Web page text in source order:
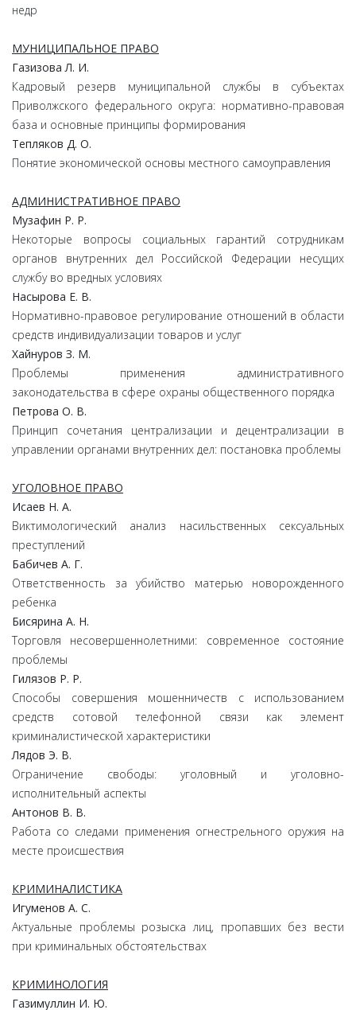
недр
МУНИЦИПАЛЬНОЕ ПРАВО
Газизова Л. И.
Кадровый резерв муниципальной службы в субъектах
Приволжского федерального округа: нормативно-правовая
база и основные принципы формирования
Тепляков Д. О.
Понятие экономической основы местного самоуправления
АДМИНИСТРАТИВНОЕ ПРАВО
Музафин Р. Р.
Некоторые вопросы социальных гарантий сотрудникам
органов внутренних дел Российской Федерации несущих
службу во вредных условиях
Насырова Е. В.
Нормативно-правовое регулирование отношений в области
средств индивидуализации товаров и услуг
Хайнуров З. М.
Проблемы применения административного
законодательства в сфере охраны общественного порядка
Петрова О. В.
Принцип сочетания централизации и децентрализации в
управлении органами внутренних дел: постановка проблемы
УГОЛОВНОЕ ПРАВО
Исаев Н. А.
Виктимологический анализ насильственных сексуальных
преступлений
Бабичев А. Г.
Ответственность за убийство матерью новорожденного
ребенка
Бисярина А. Н.
Торговля несовершеннолетними: современное состояние
проблемы
Гилязов Р. Р.
Способы совершения мошенничеств с использованием
средств сотовой телефонной связи как элемент
криминалистической характеристики
Лядов Э. В.
Ограничение свободы: уголовный и уголовно-
исполнительный аспекты
Антонов В. В.
Работа со следами применения огнестрельного оружия на
месте происшествия
КРИМИНАЛИСТИКА
Игуменов А. С.
Актуальные проблемы розыска лиц, пропавших без вести
при криминальных обстоятельствах
КРИМИНОЛОГИЯ
Газимуллин И. Ю.